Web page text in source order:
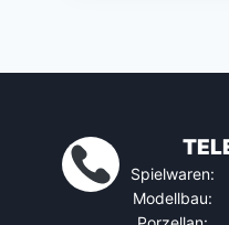
Spielwaren:
Modellbau: